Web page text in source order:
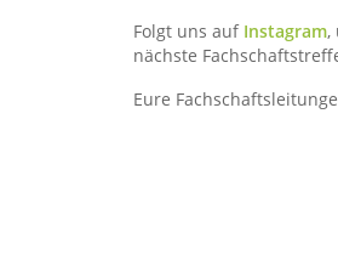
Folgt uns auf Instagram,
nächste
Eure